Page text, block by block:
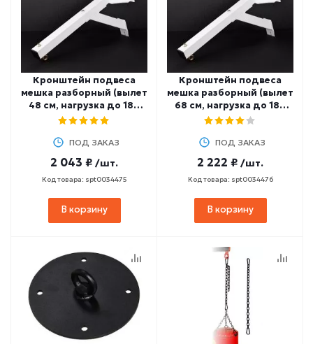
Кронштейн подвеса
мешка разборный (вылет
48 см, нагрузка до 180
кг)
ПОД ЗАКАЗ
2 043 ₽ /шт.
Код товара: spt0034475
В корзину
Кронштейн подвеса
мешка разборный (вылет
68 см, нагрузка до 180
кг)
ПОД ЗАКАЗ
2 222 ₽ /шт.
Код товара: spt0034476
В корзину